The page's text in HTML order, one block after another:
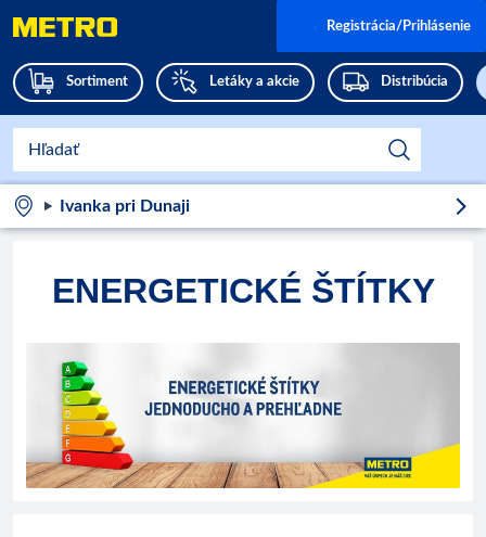
Sortiment Letáky a akcie Distribúcia
Registrácia/Prihlásenie
Ivanka pri Dunaji
ENERGETICKÉ ŠTÍTKY